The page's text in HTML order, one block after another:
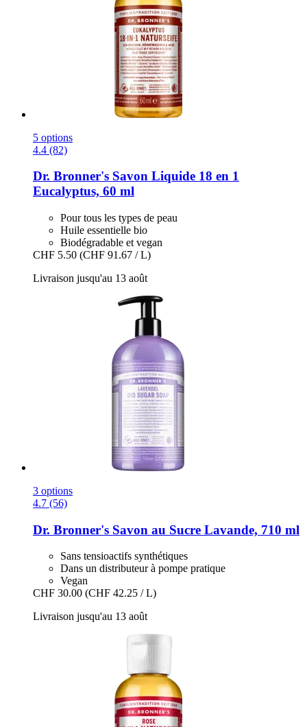
5 options
4.4 (82)
Dr. Bronner's Savon Liquide 18 en 1
Eucalyptus, 60 ml
Pour tous les types de peau
Huile essentielle bio
Biodégradable et vegan
CHF 5.50 (CHF 91.67 / L)
Livraison jusqu'au 13 août
3 options
4.7 (56)
Dr. Bronner's Savon au Sucre Lavande, 710 ml
Sans tensioactifs synthétiques
Dans un distributeur à pompe pratique
Vegan
CHF 30.00 (CHF 42.25 / L)
Livraison jusqu'au 13 août